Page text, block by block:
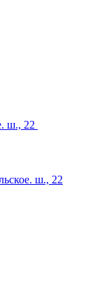
ш., 22
ш., 22